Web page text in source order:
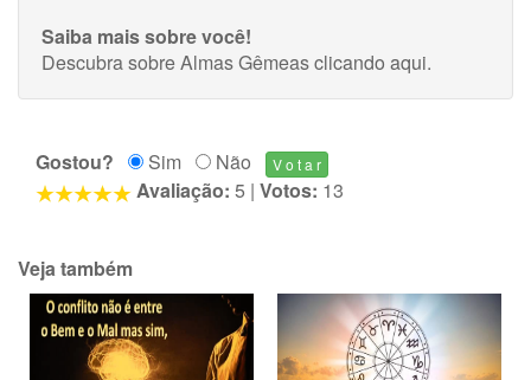
Saiba mais sobre você!
Descubra sobre Almas Gêmeasclicando aqui.
Gostou? Sim
Não
Avaliação: 5 | Votos: 13
Veja também